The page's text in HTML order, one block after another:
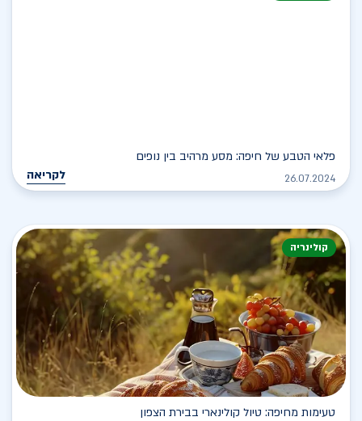
פלאי הטבע של חיפה: מסע מרהיב בין נופים
26.07.2024 לקריאה
קולינריה
טעימות מחיפה: טיול קולינארי בבירת הצפון